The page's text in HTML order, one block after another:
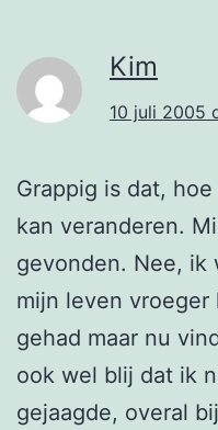
Kim
10 juli 2005
Grappig is dat,
kan veranderen.
gevonden. Nee, ik
mijn leven
gehad maar nu
ook wel blij dat ik
gejaagde, overal